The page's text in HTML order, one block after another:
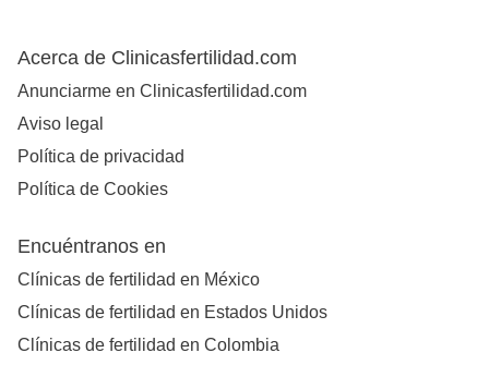
Acerca de Clinicasfertilidad.com
Anunciarme en Clinicasfertilidad.com
Aviso legal
Política de privacidad
Política de Cookies
Encuéntranos en
Clínicas de fertilidad en México
Clínicas de fertilidad en Estados Unidos
Clínicas de fertilidad en Colombia